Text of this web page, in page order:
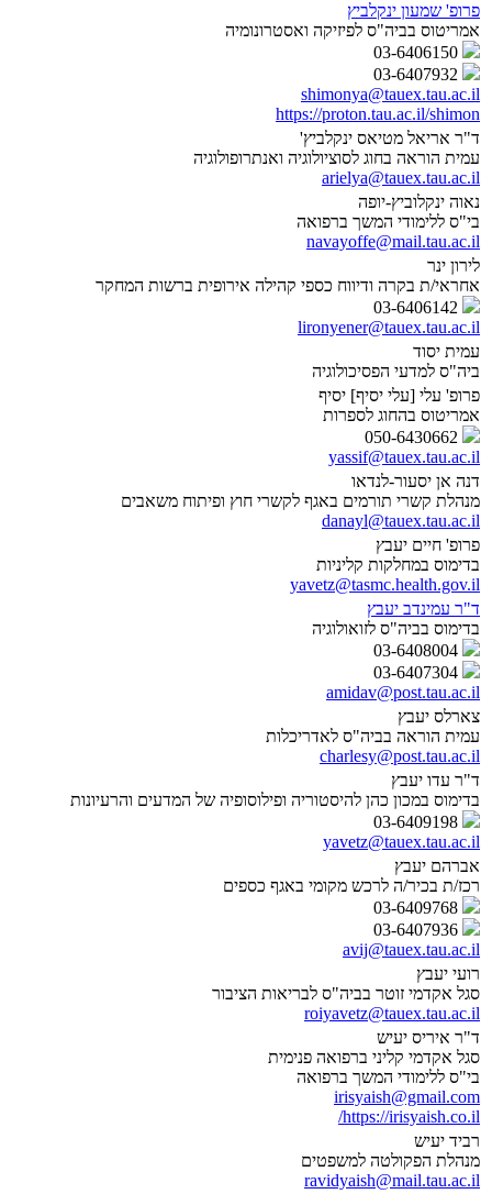
פרופ' שמעון ינקלביץ
אמריטוס בביה"ס לפיזיקה ואסטרונומיה
shimonya@tauex.tau.ac.il
https://proton.tau.ac.il/shimon
ד"ר אריאל מטיאס ינקלביץ'
עמית הוראה בחוג לסוציולוגיה ואנתרופולוגיה
arielya@tauex.tau.ac.il
נאוה ינקלוביץ-יופה
בי"ס ללימודי המשך ברפואה
navayoffe@mail.tau.ac.il
לירון ינר
אחראי/ת בקרה ודיווח כספי קהילה אירופית ברשות המחקר
lironyener@tauex.tau.ac.il
עמית יסוד
ביה"ס למדעי הפסיכולוגיה
פרופ' עלי [עלי יסיף] יסיף
אמריטוס בהחוג לספרות
yassif@tauex.tau.ac.il
דנה אן יסעור-לנדאו
מנהלת קשרי תורמים באגף לקשרי חוץ ופיתוח משאבים
danayl@tauex.tau.ac.il
פרופ' חיים יעבץ
בדימוס במחלקות קליניות
yavetz@tasmc.health.gov.il
ד"ר עמינדב יעבץ
בדימוס בביה"ס לזואולוגיה
amidav@post.tau.ac.il
צארלס יעבץ
עמית הוראה בביה"ס לאדריכלות
charlesy@post.tau.ac.il
ד"ר עדו יעבץ
בדימוס במכון כהן להיסטוריה ופילוסופיה של המדעים והרעיונות
yavetz@tauex.tau.ac.il
אברהם יעבץ
רכז/ת בכיר/ה לרכש מקומי באגף כספים
avij@tauex.tau.ac.il
רועי יעבץ
סגל אקדמי זוטר בביה"ס לבריאות הציבור
roiyavetz@tauex.tau.ac.il
ד"ר איריס יעיש
סגל אקדמי קליני ברפואה פנימית
בי"ס ללימודי המשך ברפואה
irisyaish@gmail.com
https://irisyaish.co.il/
רביד יעיש
מנהלת הפקולטה למשפטים
ravidyaish@mail.tau.ac.il